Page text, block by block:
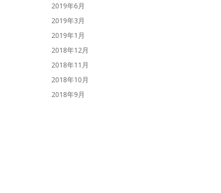
2019年6月
2019年3月
2019年1月
2018年12月
2018年11月
2018年10月
2018年9月